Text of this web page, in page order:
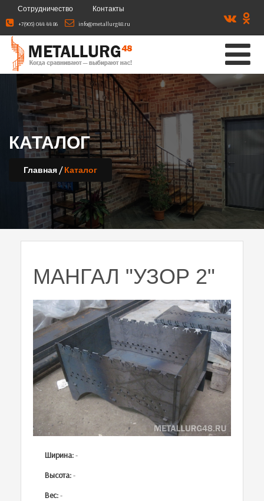
Сотрудничество Контакты
+7(905) 044 44 86 info@metallurg48.ru
КАТАЛОГ
Главная /Каталог
МАНГАЛ "УЗОР 2"
Ширина:-
Высота:-
Вес:-